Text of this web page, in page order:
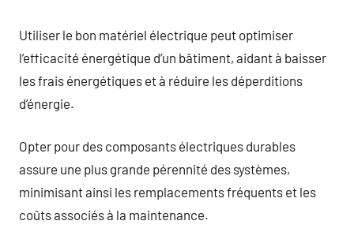
Utiliser le bon matériel électrique peut optimiser
l’efficacité énergétique d’un bâtiment, aidant à baisser
les frais énergétiques et à réduire les déperditions
d’énergie.
Opter pour des composants électriques durables
assure une plus grande pérennité des systèmes,
minimisant ainsi les remplacements fréquents et les
coûts associés à la maintenance.